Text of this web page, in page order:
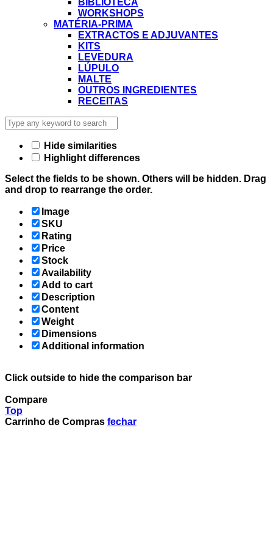
BIBLIOTECA
WORKSHOPS
MATÉRIA-PRIMA
EXTRACTOS E ADJUVANTES
KITS
LEVEDURA
LÚPULO
MALTE
OUTROS INGREDIENTES
RECEITAS
Hide similarities
Highlight differences
Select the fields to be shown. Others will be hidden. Drag
and drop to rearrange the order.
Image
SKU
Rating
Price
Stock
Availability
Add to cart
Description
Content
Weight
Dimensions
Additional information
Click outside to hide the comparison bar
Compare
Top
Carrinho de Compras fechar